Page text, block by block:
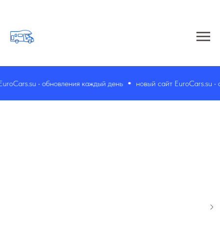
• обновления каждый день новый сайт EuroCars.su •